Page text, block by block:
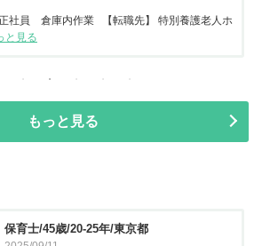
社員 倉庫内作業 【転職先】 特別養護老人ホ
と見る
もっと見る
保育士/45歳/20-25年/東京都